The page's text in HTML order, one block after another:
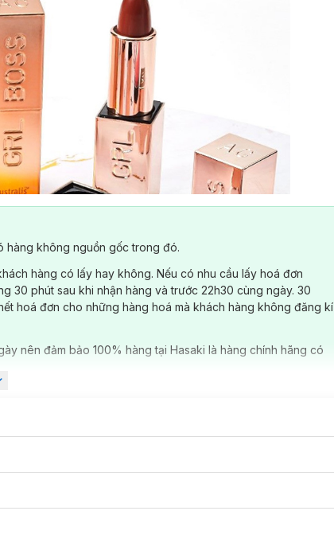
hàng không nguồn gốc trong đó.
hàng có lấy hay không. Nếu có nhu cầu lấy hoá đơn
30 phút sau khi nhận hàng và trước 22h30 cùng ngày. 30
hoá đơn cho những hàng hoá mà khách hàng không đăng kí
nên đảm bảo 100% hàng tại Hasaki là hàng chính hãng có